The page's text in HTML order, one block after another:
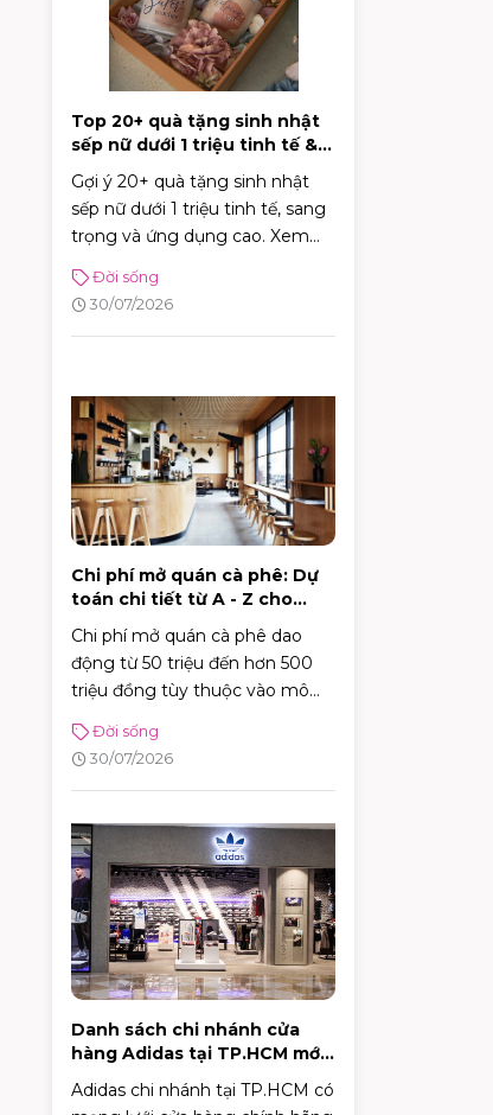
Top 20+ quà tặng sinh nhật
sếp nữ dưới 1 triệu tinh tế &
Gợi ý 20+ quà tặng sinh nhật
sếp nữ dưới 1 triệu tinh tế, sang
trọng và ứng dụng cao. Xem
tuyệt đối với sếp!
Đời sống
30/07/2026
Chi phí mở quán cà phê: Dự
toán chi tiết từ A - Z cho
Chi phí mở quán cà phê dao
động từ 50 triệu đến hơn 500
triệu đồng tùy thuộc vào mô
tiện lợi đến những không gian
sân vườn quy mô.
Đời sống
30/07/2026
Danh sách chi nhánh cửa
hàng Adidas tại TP.HCM mới
Adidas chi nhánh tại TP.HCM có